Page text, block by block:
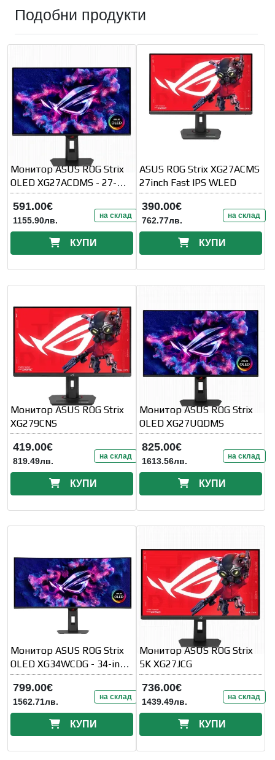
Подобни продукти
Монитор ASUS ROG Strix
OLED XG27ACDMS - 27-
inch QD-OLED WQHD
(2560x1440)
591.00€
1155.90лв. на склад
КУПИ
ASUS ROG Strix XG27ACMS
27inch Fast IPS WLED
390.00€
762.77лв. на склад
КУПИ
Монитор ASUS ROG Strix
XG279CNS
419.00€
819.49лв. на склад
КУПИ
Монитор ASUS ROG Strix
OLED XG27UQDMS
825.00€
1613.56лв. на склад
КУПИ
Монитор ASUS ROG Strix
OLED XG34WCDG - 34-inch
QD-OLED 3440x1440
799.00€
1562.71лв. на склад
КУПИ
Монитор ASUS ROG Strix
5K XG27JCG
736.00€
1439.49лв. на склад
КУПИ